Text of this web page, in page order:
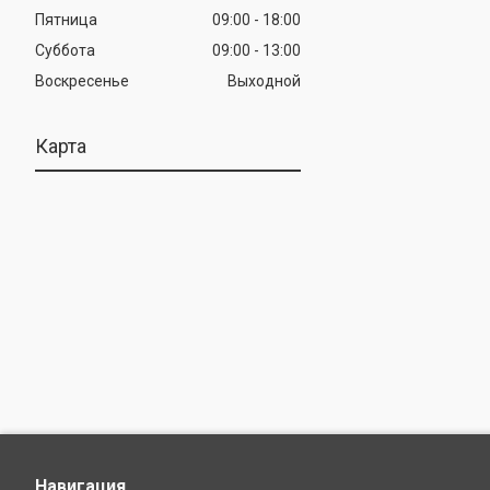
Пятница
09:00
18:00
Суббота
09:00
13:00
Воскресенье
Выходной
Карта